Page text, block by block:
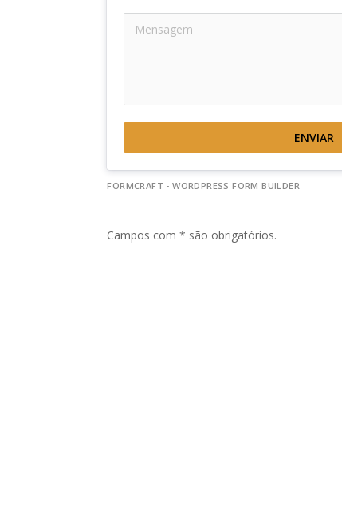
ENVIAR
FORMCRAFT - WORDPRESS FORM BUILDER
Campos com * são obrigatórios.